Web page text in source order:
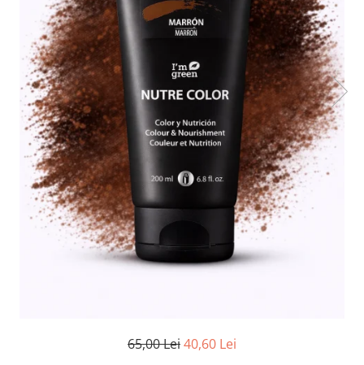
Styling
Tratamente
Vopsea de par
65,00 Lei40,60 Lei